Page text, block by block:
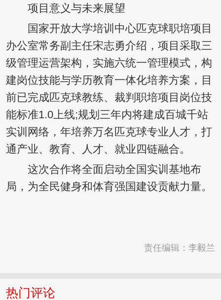
项目意义与未来展望
国家开放大学培训中心匹克球职培项目
办公室常务副主任宋志勇介绍，项目采取三
级管理运营架构，实施六统一管理模式，构
建岗位技能与学历教育一体化培养方案，目
前已完成匹克球教练、裁判职培项目岗位技
能标准1.0上线;规划三年内将建成百城千站
实训网络，年培养万名匹克球专业人才，打
通产业、教育、人才、就业四链融合。
这次合作将全面启动全国实训基地布
局，为全民健身和体育强国建设贡献力量。
责任编辑：李毅兰
热门评论